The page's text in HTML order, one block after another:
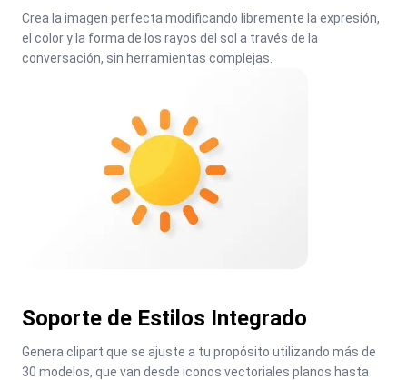
Crea la imagen perfecta modificando libremente la expresión,
el color y la forma de los rayos del sol a través de la
conversación, sin herramientas complejas.
Soporte de Estilos Integrado
Genera clipart que se ajuste a tu propósito utilizando más de
30 modelos, que van desde iconos vectoriales planos hasta